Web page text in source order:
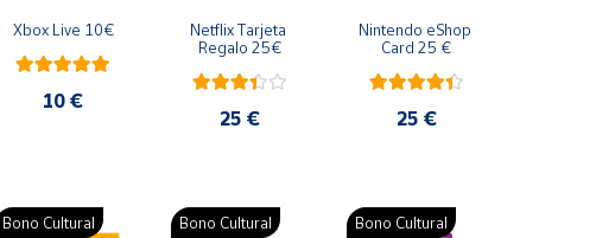
Xbox Live 10€
10 €
Netflix Tarjeta
Regalo 25€
25 €
Nintendo eShop
Card 25 €
25 €
Bono Cultural Bono Cultural Bono Cultural